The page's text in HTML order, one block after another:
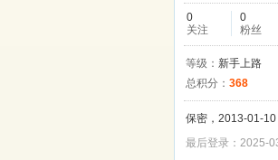
0
关注
0
粉丝
等级： 新手上路
总积分： 368
保密，2013-01-10
最后登录：2025-